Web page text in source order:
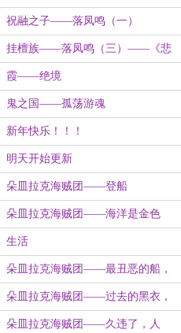
祝融之子——落凤鸣（一）
挂檀族——落凤鸣（三）——《悲
凤》（后）
霞——绝境
鬼之国——孤荡游魂
新年快乐！！！
明天开始更新
朵皿拉克海贼团——登船
朵皿拉克海贼团——海洋是金色
的“月季”
生活
朵皿拉克海贼团——最丑恶的船，
最美的天籁
朵皿拉克海贼团——过去的黑衣，
今日的白裙
朵皿拉克海贼团——久违了，人